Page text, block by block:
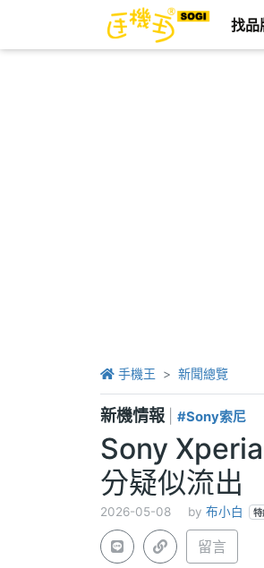
找品
手機王 新聞總覽
新機情報 #Sony索尼
Sony
分疑似流出
2026-05-08 by 布小白 特
留言